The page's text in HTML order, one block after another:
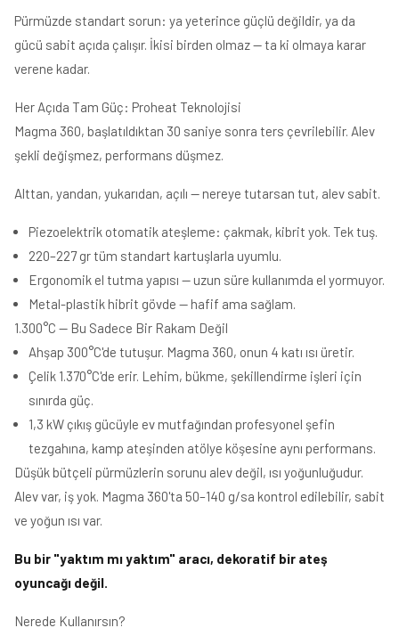
Pürmüzde standart sorun: ya yeterince güçlü değildir, ya da
gücü sabit açıda çalışır. İkisi birden olmaz — ta ki olmaya karar
verene kadar.
Her Açıda Tam Güç: Proheat Teknolojisi
Magma 360, başlatıldıktan 30 saniye sonra ters çevrilebilir. Alev
şekli değişmez, performans düşmez.
Alttan, yandan, yukarıdan, açılı — nereye tutarsan tut, alev sabit.
Piezoelektrik otomatik ateşleme: çakmak, kibrit yok. Tek tuş.
220–227 gr tüm standart kartuşlarla uyumlu.
Ergonomik el tutma yapısı — uzun süre kullanımda el yormuyor.
Metal-plastik hibrit gövde — hafif ama sağlam.
1.300°C — Bu Sadece Bir Rakam Değil
Ahşap 300°C'de tutuşur. Magma 360, onun 4 katı ısı üretir.
Çelik 1.370°C'de erir. Lehim, bükme, şekillendirme işleri için
sınırda güç.
1,3 kW çıkış gücüyle ev mutfağından profesyonel şefin
tezgahına, kamp ateşinden atölye köşesine aynı performans.
Düşük bütçeli pürmüzlerin sorunu alev değil, ısı yoğunluğudur.
Alev var, iş yok. Magma 360'ta 50–140 g/sa kontrol edilebilir, sabit
ve yoğun ısı var.
Bu bir "yaktım mı yaktım" aracı, dekoratif bir ateş
oyuncağı değil.
Nerede Kullanırsın?